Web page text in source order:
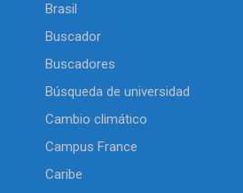
Brasil
Buscador
Buscadores
Búsqueda de universidad
Cambio climático
Campus France
Caribe